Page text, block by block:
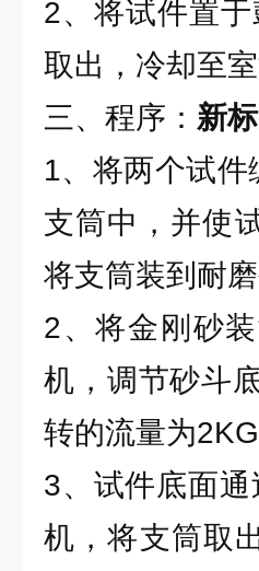
2、将试件置
取出，冷却至
三、程序： 新
1、将两个试
支筒中，并使
将支筒装到耐
2、将金刚砂
机，调节砂斗
转的流量为
3、试件底面
机，将支筒取